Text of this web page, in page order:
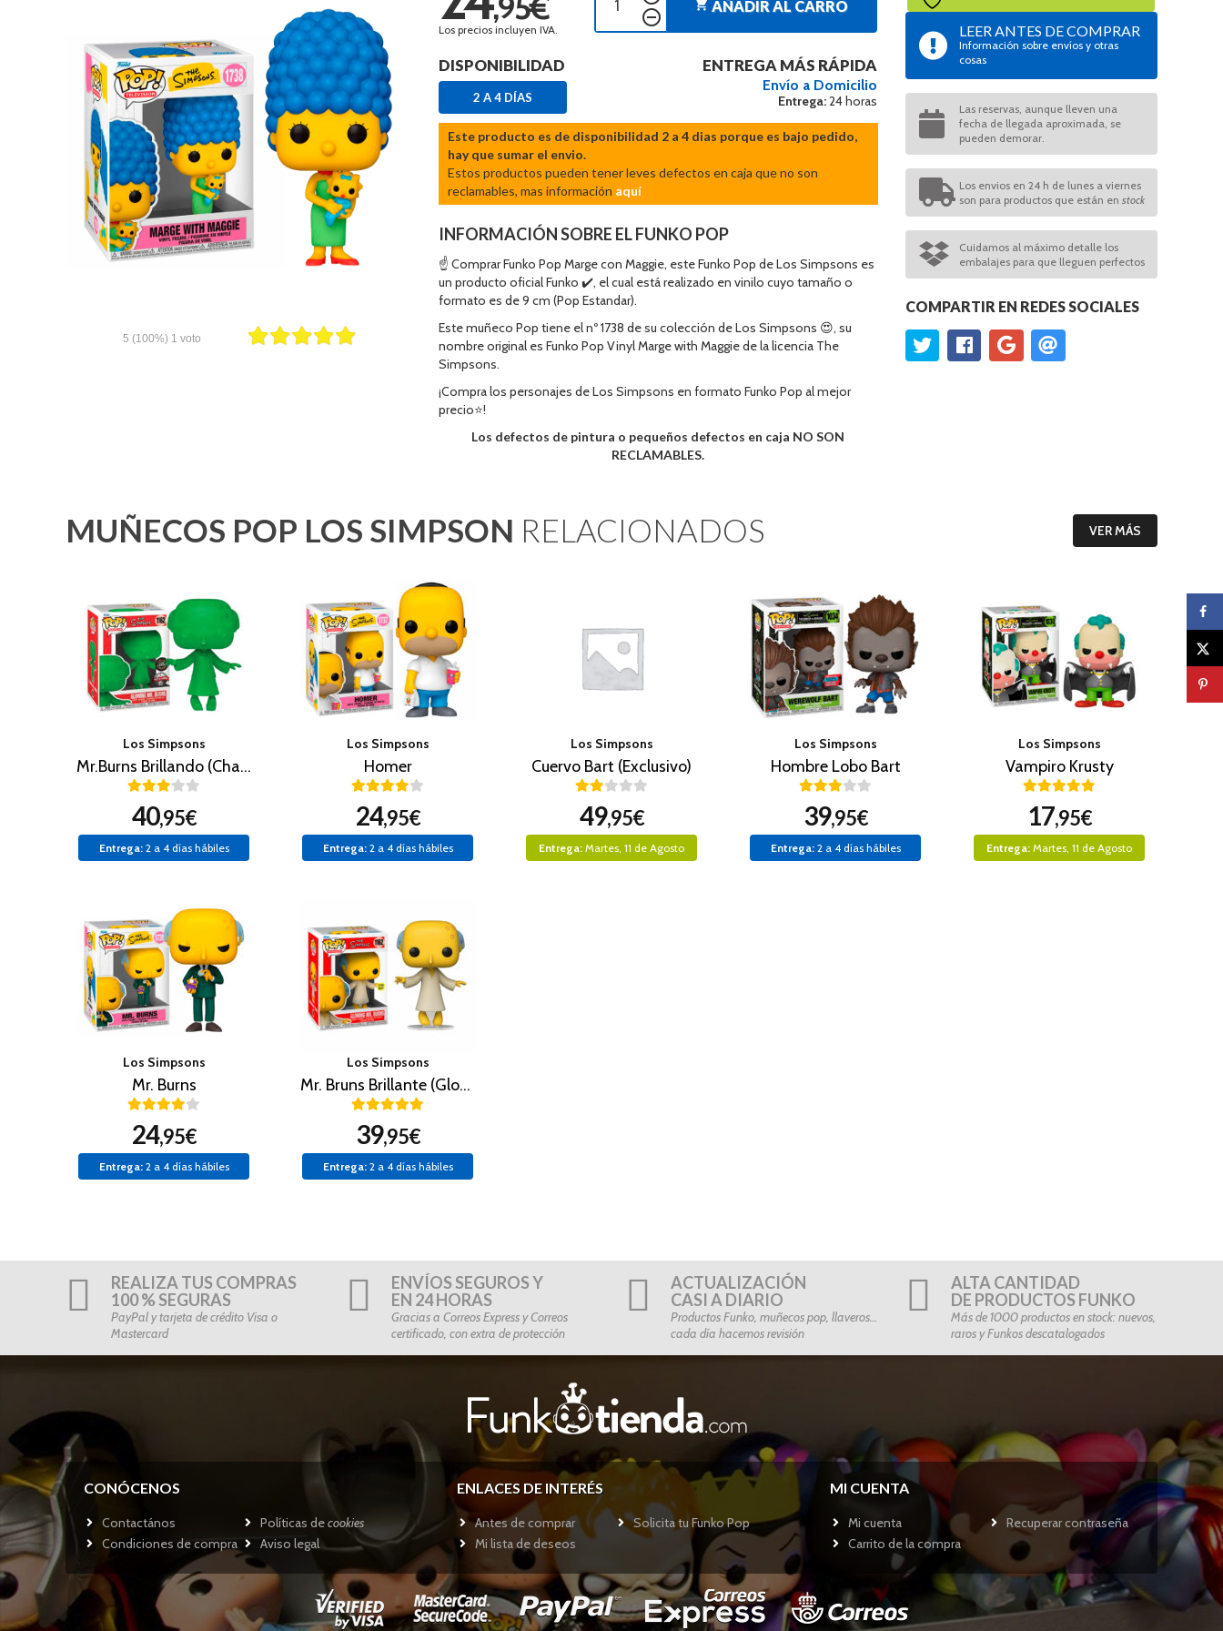
5 (100%) 1 voto
Los precios incluyen IVA.
remove_circle_outline
shopping_cart AÑADIR AL CARRO
DISPONIBILIDAD
2 A 4 DÍAS
ENTREGA MÁS RÁPIDA
Envío a Domicilio
Entrega:24 horas
Este producto es de disponibilidad 2 a 4 dias porque es bajo pedido,
hay que sumar el envio.
Estos productos pueden tener leves defectos en caja que no son
reclamables, mas información aquí
INFORMACIÓN SOBRE EL FUNKO POP
☝ Comprar Funko Pop Marge con Maggie, este Funko Pop de Los Simpsons es
un producto oficial Funko ✔️, el cual está realizado en vinilo cuyo tamaño o
formato es de 9 cm (Pop Estandar).
Este muñeco Pop tiene el nº 1738 de su colección de Los Simpsons 😍, su
nombre original es Funko Pop Vinyl Marge with Maggie de la licencia The
Simpsons.
¡Compra los personajes de Los Simpsons en formato Funko Pop al mejor
precio⭐!
Los defectos de pintura o pequeños defectos en caja NO SON
RECLAMABLES.
LEER ANTES DE COMPRAR
Información sobre envíos y otras
cosas
Las reservas, aunque lleven una
fecha de llegada aproximada, se
pueden demorar.
Los envios en 24 h de lunes a viernes
son para productos que están en stock
Cuidamos al máximo detalle los
embalajes para que lleguen perfectos
COMPARTIR EN REDES SOCIALES
MUÑECOS POP LOS SIMPSON RELACIONADOS VER MÁS
Los Simpsons
Mr.Burns Brillando (Chase)
40,95€
Entrega:2 a 4 días hábiles
Los Simpsons
Homer
24,95€
Entrega:2 a 4 días hábiles
Los Simpsons
Cuervo Bart (Exclusivo)
49,95€
Entrega: Martes, 11 de Agosto
Los Simpsons
Hombre Lobo Bart
39,95€
Entrega:2 a 4 días hábiles
Los Simpsons
Vampiro Krusty
17,95€
Entrega: Martes, 11 de Agosto
Los Simpsons
Mr. Burns
24,95€
Entrega:2 a 4 días hábiles
Los Simpsons
Mr. Bruns Brillante (Glow in the Dark)
39,95€
Entrega:2 a 4 días hábiles
REALIZA TUS COMPRAS
100 % SEGURAS
PayPal y tarjeta de crédito Visa o
Mastercard
ENVÍOS SEGUROS Y
EN 24 HORAS
Gracias a Correos Express y Correos
certificado, con extra de protección
ACTUALIZACIÓN
CASI A DIARIO
Productos Funko, muñecos pop, llaveros…
cada día hacemos revisión
ALTA CANTIDAD
DE PRODUCTOS FUNKO
Más de 1000 productos en stock: nuevos,
raros y Funkos descatalogados
CONÓCENOS
Contactános Políticas decookies
Condiciones de compra
Aviso legal
ENLACES DE INTERÉS
Antes de comprar
Solicita tu Funko Pop
Mi lista de deseos
MI CUENTA
Mi cuenta
Recuperar contraseña
Carrito de la compra